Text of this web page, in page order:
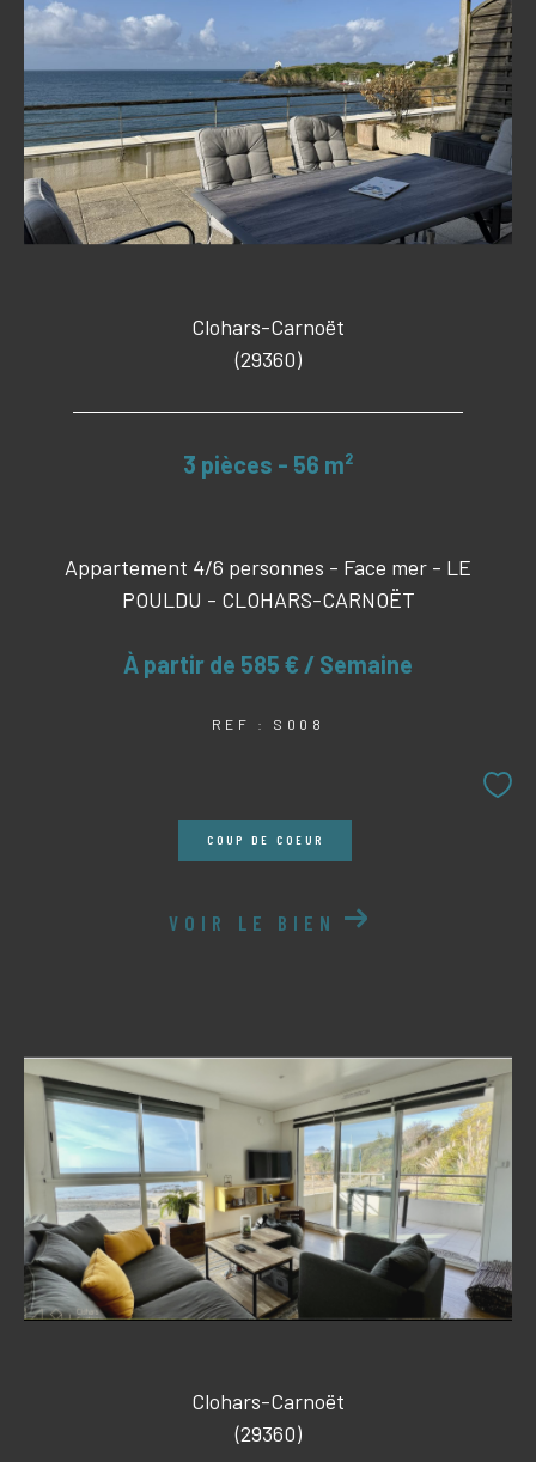
Clohars-Carnoët
(29360)
3 pièces - 56 m²
Appartement 4/6 personnes - Face mer - LE
POULDU - CLOHARS-CARNOËT
À partir de 585 € / Semaine
REF : S008
COUP DE COEUR
VOIR LE BIEN
Clohars-Carnoët
(29360)